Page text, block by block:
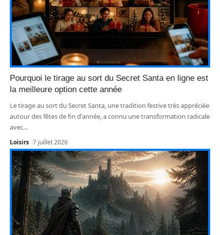
Pourquoi le tirage au sort du Secret Santa en ligne est
la meilleure option cette année
Le tirage au sort du Secret Santa, une tradition festive très appréciée
autour des fêtes de fin d'année, a connu une transformation radicale
avec…
Loisirs 7 juillet 2026